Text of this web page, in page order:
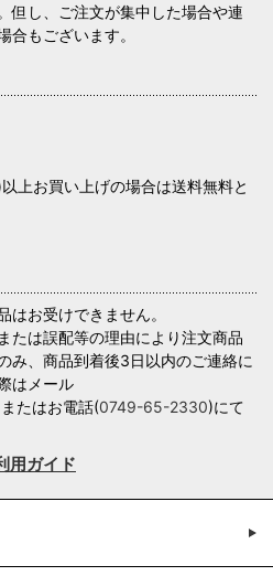
但し、ご注文が集中した場合や連
合もございます。
上お買い上げの場合は送料無料と
はお受けできません。
たは誤配等の理由により注文商品
み、商品到着後3日以内のご連絡に
はメール
たはお電話(0749-65-2330)にて
用ガイド